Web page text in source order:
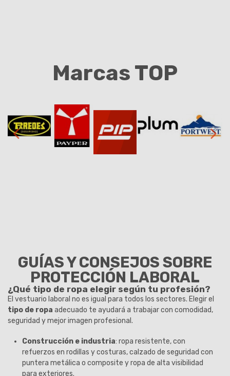
Marcas TOP
GUÍAS Y CONSEJOS SOBRE
PROTECCIÓN LABORAL
¿Qué tipo de ropa elegir según tu profesión?
El vestuario laboral no es igual para todos los sectores. Elegir el
tipo de ropa adecuado te ayudará a trabajar con comodidad,
seguridad y mejor imagen profesional.
Construcción e industria: ropa resistente, con
refuerzos en rodillas y costuras, calzado de seguridad con
puntera metálica o composite y ropa de alta visibilidad
para exteriores.